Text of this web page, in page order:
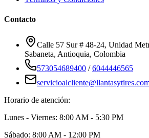
Contacto
Calle 57 Sur # 48-24, Unidad
Sabaneta, Antioquia, Colombia
573054689400 /6044446565
Horario de atención:
Lunes - Viernes: 8:00 AM - 5:30 PM
Sábado: 8:00 AM - 12:00 PM